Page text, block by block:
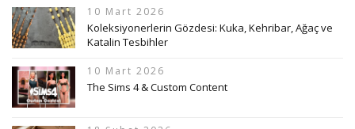
10 Mart 2026
Koleksiyonerlerin Gözdesi: Kuka, Kehribar, Ağaç ve
Katalin Tesbihler
10 Mart 2026
The Sims 4 & Custom Content